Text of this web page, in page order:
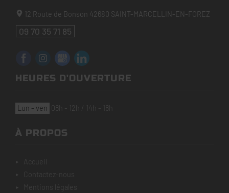
12 Route de Bonson 42680 SAINT-MARCELLIN-EN-FOREZ
09 70 35 71 85
HEURES D'OUVERTURE
lun - ven 08h - 12h / 14h - 18h
À PROPOS